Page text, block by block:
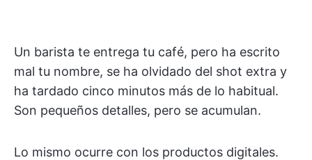
Un barista te entrega tu café, pero ha escrito
mal tu nombre, se ha olvidado del shot extra y
ha tardado cinco minutos más de lo habitual.
Son pequeños detalles, pero se acumulan.
Lo mismo ocurre con los productos digitales.